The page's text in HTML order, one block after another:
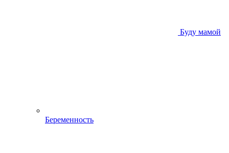
Буду мамой
Беременность